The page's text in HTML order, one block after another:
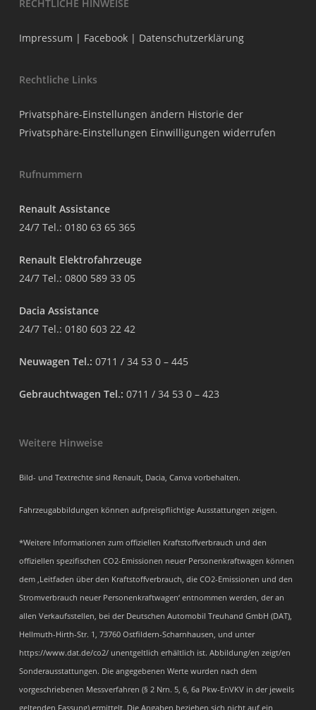
RECHTLICHE HINWEISE
Impressum | Facebook| Datenschutzerklärung
Rechtliche Links
Privatsphäre-Einstellungen ändern Historie der
Privatsphäre-Einstellungen Einwilligungen widerrufen
Rufnummern
Renault Assistance
24/7 Tel.: 0180 63 65 365
Renault Elektrofahrzeuge
24/7 Tel.: 0800 589 33 05
Dacia Assistance
24/7 Tel.: 0180 603 22 42
Neuwagen Tel.: 0711 / 34 53 0 – 445
Gebrauchtwagen Tel.: 0711 / 34 53 0 – 423
Weitere Hinweise
Bild- und Textrechte sind Renault, Dacia, Canva vorbehalten.
Fahrzeugabbildungen können aufpreispflichtige Ausstattungen zeigen.
*Weitere Informationen zum offiziellen Kraftstoffverbrauch und den
offiziellen spezifischen CO2-Emissionen neuer Personenkraftwagen können
dem ‚Leitfaden über den Kraftstoffverbrauch, die CO2-Emissionen und den
Stromverbrauch neuer Personenkraftwagen‘ entnommen werden, der an
allen Verkaufsstellen, bei der Deutschen Automobil Treuhand GmbH (DAT),
Hellmuth-Hirth-Str. 1, 73760 Ostfildern-Scharnhausen, und unter
https://www.dat.de/co2/ unentgeltlich erhältlich ist. Abbildung/en zeigt/en
Sonderausstattungen. Die angegebenen Werte wurden nach dem
vorgeschriebenen Messverfahren (§ 2 Nrn. 5, 6, 6a Pkw-EnVKV in der jeweils
geltenden Fassung) ermittelt. Die Angaben beziehen sich nicht auf ein